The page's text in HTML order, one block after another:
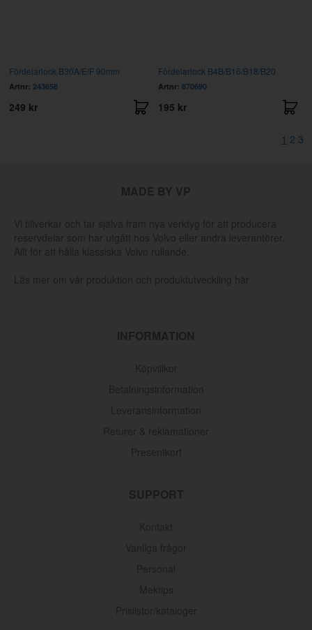
Fördelarlock B30A/E/F 90mm
Artnr: 243658
249 kr
Fördelarlock B4B/B16/B18/B20
Artnr: 870690
195 kr
1 2 3